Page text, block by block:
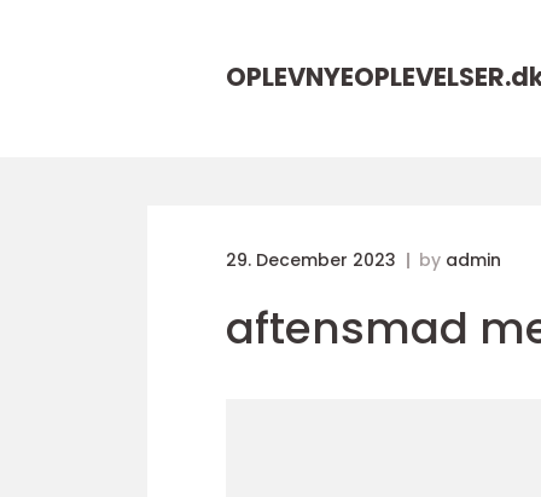
OPLEVNYEOPLEVELSER.
29. December 2023 by admin
aftensmad